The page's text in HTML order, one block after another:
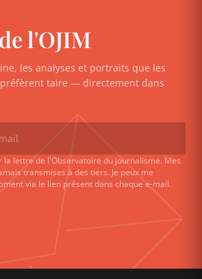
l'OJIM
les analyses et portraits que les
taire — directement dans
la lettre de l'Observatoire du journalisme. Mes
transmises à des tiers. Je peux me
via le lien présent dans chaque e-mail.